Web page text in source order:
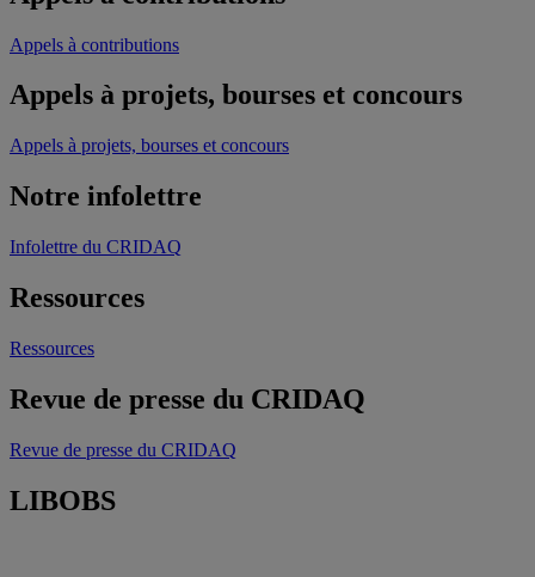
Appels à contributions
Appels à projets, bourses et concours
Appels à projets, bourses et concours
Notre infolettre
Infolettre du CRIDAQ
Ressources
Ressources
Revue de presse du CRIDAQ
Revue de presse du CRIDAQ
LIBOBS